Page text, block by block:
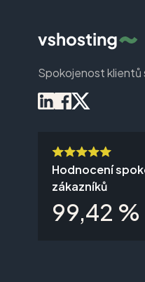
Spokojenost klientů
Hodnocení
zákazníků
99,42 %